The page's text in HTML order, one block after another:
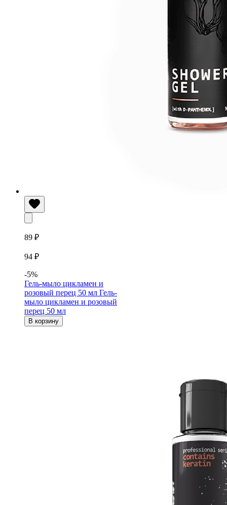
89 ₽
94 ₽
-5%
Гель-мыло цикламен и
розовый перец 50 мл Гель-
мыло цикламен и розовый
перец 50 мл
В корзину